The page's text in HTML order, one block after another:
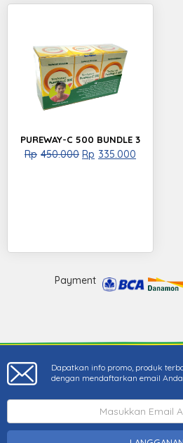
PUREWAY-C 500 BUNDLE 3
Rp 450.000 Rp 335.000
Payment
Dapatkan info promo, produk
dengan mendaftarkan email Anda